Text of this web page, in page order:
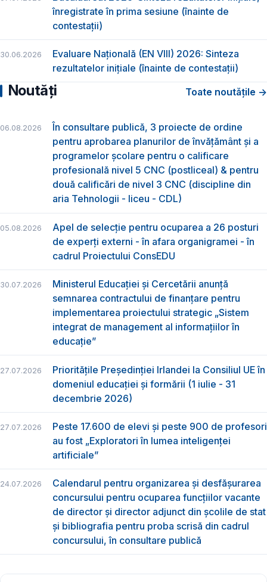
înregistrate în prima sesiune (înainte de
contestații)
30.06.2026
Evaluare Națională (EN VIII) 2026: Sinteza
rezultatelor inițiale (înainte de contestații)
Noutăți Toate noutățile →
06.08.2026
În consultare publică, 3 proiecte de ordine
pentru aprobarea planurilor de învățământ și a
programelor școlare pentru o calificare
profesională nivel 5 CNC (postliceal) & pentru
două calificări de nivel 3 CNC (discipline din
aria Tehnologii - liceu - CDL)
05.08.2026
Apel de selecție pentru ocuparea a 26 posturi
de experți externi - în afara organigramei - în
cadrul Proiectului ConsEDU
30.07.2026
Ministerul Educației și Cercetării anunță
semnarea contractului de finanțare pentru
implementarea proiectului strategic „Sistem
integrat de management al informațiilor în
educație”
27.07.2026
Prioritățile Președinției Irlandei la Consiliul UE în
domeniul educației și formării (1 iulie - 31
decembrie 2026)
27.07.2026
Peste 17.600 de elevi și peste 900 de profesori
au fost „Exploratori în lumea inteligenței
artificiale”
24.07.2026
Calendarul pentru organizarea și desfășurarea
concursului pentru ocuparea funcțiilor vacante
de director și director adjunct din școlile de stat
și bibliografia pentru proba scrisă din cadrul
concursului, în consultare publică